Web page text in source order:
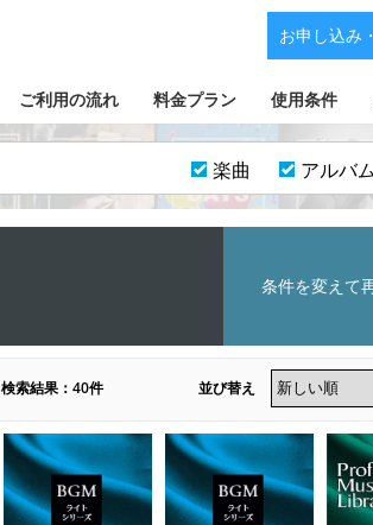
ご利用の流れ 料金プラン 使用条件
お申し込み
楽曲 アルバ
条件を変えて
検索結果：40件 並び替え